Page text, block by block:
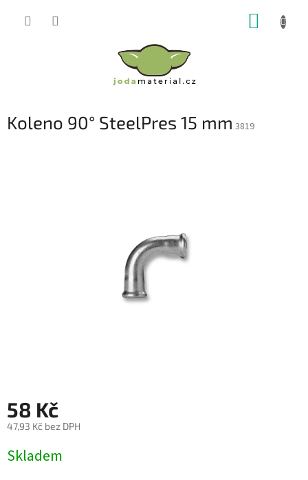
Koleno 90° SteelPres 15 mm 3819
58 Kč
47,93 Kč bez DPH
cena:
Skladem